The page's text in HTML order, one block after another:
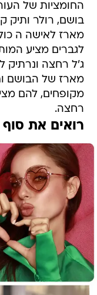
החומציות של
בושם, רולר ותיק
מארז לאישה ה
לגברים מציע
ג'ל רחצה ונרתיק
מארז של הבושם
מקופחים, להם
רחצה.
רואים את